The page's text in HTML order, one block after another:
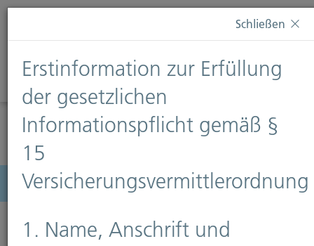
Diese Webseite verwendet Cookies. Wenn Sie weiterhin
Informationen finden Sie auf unserer SeiteDatenschutz
Diese Nachricht nicht erneut anzeigen
Menü
Schließen
Erstinformation zur Erfüllung
der gesetzlichen
Informationspflicht gemäß §
15
Versicherungsvermittlerordnung
1. Name, Anschrift und